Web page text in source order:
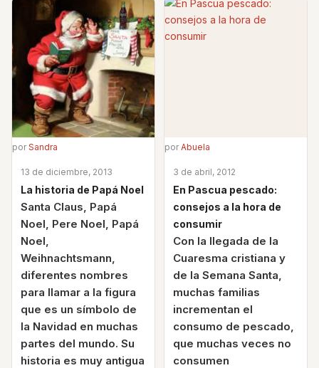
porSandra
13 de diciembre, 2013
La historia de Papá Noel
Santa Claus, Papá
Noel, Pere Noel, Papá
Noel,
Weihnachtsmann,
diferentes nombres
para llamar a la figura
que es un símbolo de
la Navidad en muchas
partes del mundo. Su
historia es muy antigua
porAbuela
3 de abril, 2012
En Pascua pescado:
consejos a la hora de
consumir
Con la llegada de la
Cuaresma cristiana y
de la Semana Santa,
muchas familias
incrementan el
consumo de pescado,
que muchas veces no
consumen